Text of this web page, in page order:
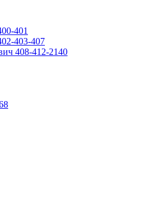
401
403-407
408-412-2140